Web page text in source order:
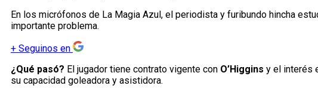
En los micrófonos de La Magia Azul, el periodista y furibundo hincha
importante problema.
+ Seguinos en
¿Qué pasó? El jugador tiene contrato vigente con O’Higgins y el interés
su capacidad goleadora y asistidora.